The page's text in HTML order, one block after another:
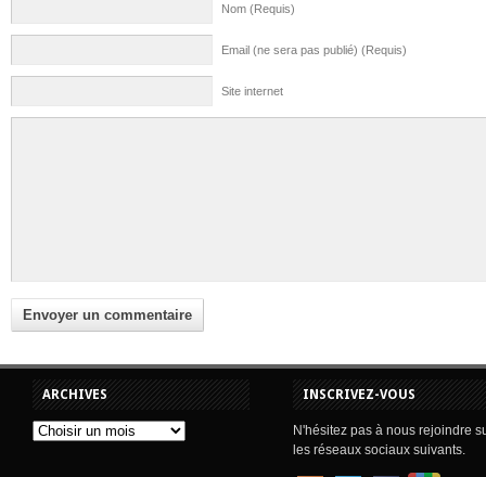
Nom (Requis)
Email (ne sera pas publié) (Requis)
Site internet
ARCHIVES INSCRIVEZ-VOUS
N'hésitez pas à nous rejoindre
les réseaux sociaux suivants.